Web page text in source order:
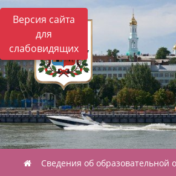
Версия сайта
для
слабовидящих
Сведения об образовательной